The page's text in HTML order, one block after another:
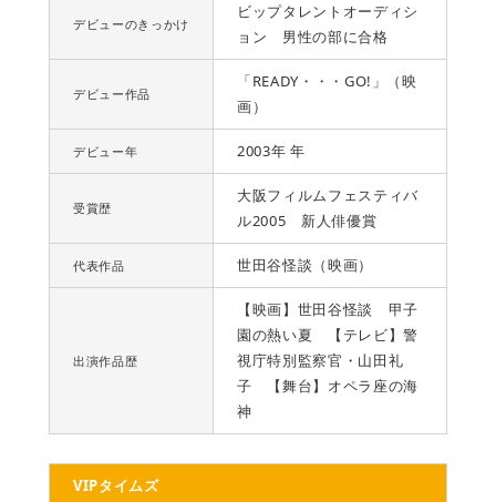
デビューのきっかけ
ビップタレントオーディシ
ョン 男性の部に合格
デビュー作品
「READY・・・GO!」（映
画）
デビュー年 2003年 年
受賞歴
大阪フィルムフェスティバ
ル2005 新人俳優賞
代表作品 世田谷怪談（映画）
出演作品歴
【映画】世田谷怪談 甲子
園の熱い夏 【テレビ】警
視庁特別監察官・山田礼
子 【舞台】オペラ座の海
神
VIPタイムズ